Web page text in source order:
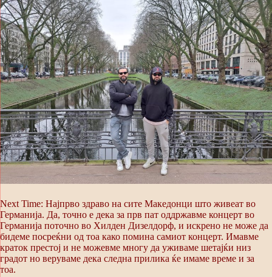
Next Time: Најпрво здраво на сите Македонци што живеат во
Германија. Да, точно е дека за прв пат оддржавме концерт во
Германија поточно во Хилден Дизелдорф, и искрено не може да
бидеме посреќни од тоа како помина самиот концерт. Имавме
краток престој и не можевме многу да уживаме шетајќи низ
градот но веруваме дека следна прилика ќе имаме време и за
тоа.